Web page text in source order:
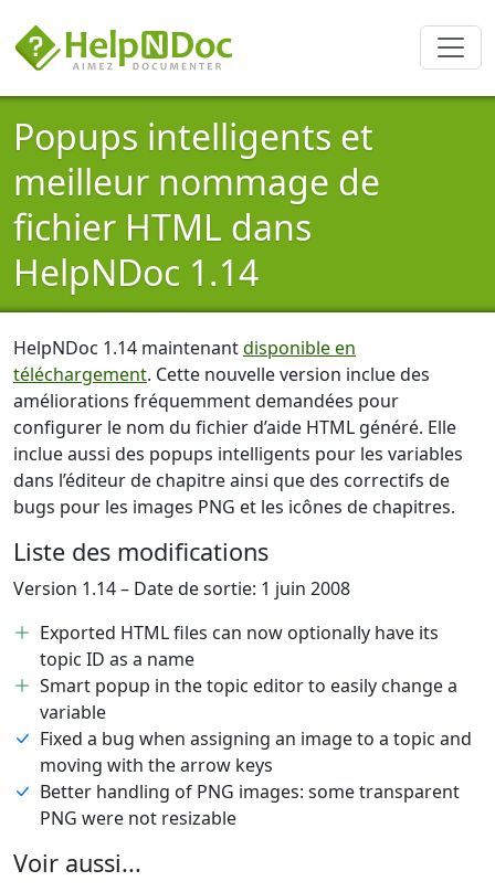
Popups intelligents et
meilleur nommage de
fichier HTML dans
HelpNDoc 1.14
HelpNDoc 1.14 maintenantdisponible en
téléchargement. Cette nouvelle version inclue des
améliorations fréquemment demandées pour
configurer le nom du fichier d’aide HTML généré. Elle
inclue aussi des popups intelligents pour les variables
dans l’éditeur de chapitre ainsi que des correctifs de
bugs pour les images PNG et les icônes de chapitres.
Liste des modifications
Version 1.14 – Date de sortie: 1 juin 2008
Exported HTML files can now optionally have its
topic ID as a name
Smart popup in the topic editor to easily change a
variable
Fixed a bug when assigning an image to a topic and
moving with the arrow keys
Better handling of PNG images: some transparent
PNG were not resizable
Voir aussi...